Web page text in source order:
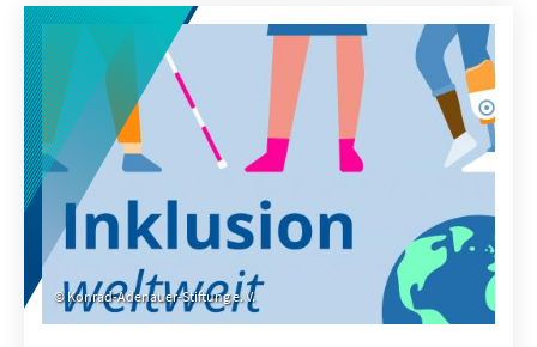
Sicherheitsrates geopolitischen Einfluss
nehmen? Die teilnehmende Justizministerin,
Regionalministerin Bono, Rektorin der
University of Ghana, sowie der Rektor des
Institute of Management and Public
Administration und der Direktor der
Forschungsabteilung im Präsidialamt hatten
die Möglichkeit, nicht nur Einblicke in UN
Prozesse zu nehmen, sondern auch ihre
Kontakte und Netzwerke in die Vereinten
Nationen hinein zu erweitern.
Konrad-Adenauer-Stiftung e. V.